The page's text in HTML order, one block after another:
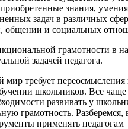
знания,
задач в различных
общении и социальных
грамотности в
задачей педагога.
требует переосмысления
школьников. Все
развивать у
грамотность. Разберемся,
применять педагогам